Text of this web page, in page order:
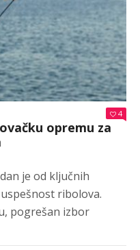
4
opremu za
je od ključnih
ribolova.
pogrešan izbor